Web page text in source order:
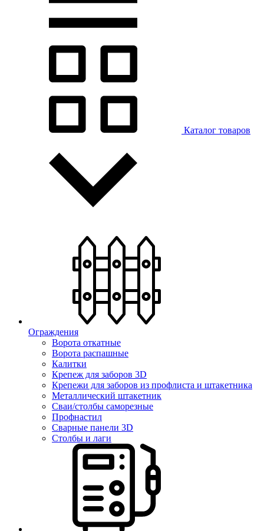
Каталог товаров
Ограждения
Ворота откатные
Ворота распашные
Калитки
Крепеж для заборов 3D
Крепежи для заборов из профлиста и штакетника
Металлический штакетник
Сваи/столбы саморезные
Профнастил
Сварные панели 3D
Столбы и лаги